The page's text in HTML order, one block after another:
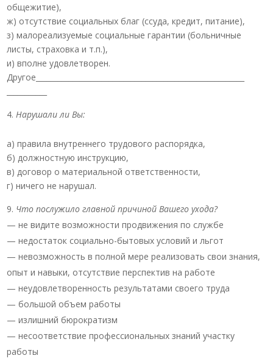
общежитие),
ж) отсутствие социальных благ (ссуда, кредит, питание),
з) малореализуемые социальные гарантии (больничные
листы, страховка и т.п.),
и) вполне удовлетворен.
Другое_________________________________________________________
Нарушали ли Вы:
а) правила внутреннего трудового распорядка,
б) должностную инструкцию,
в) договор о материальной ответственности,
г) ничего не нарушал.
Что послужило главной причиной Вашего ухода?
— не видите возможности продвижения по службе
— недостаток социально-бытовых условий и льгот
— невозможность в полной мере реализовать свои знания,
опыт и навыки, отсутствие перспектив на работе
— неудовлетворенность результатами своего труда
— большой объем работы
— излишний бюрократизм
— несоответствие профессиональных знаний участку
работы